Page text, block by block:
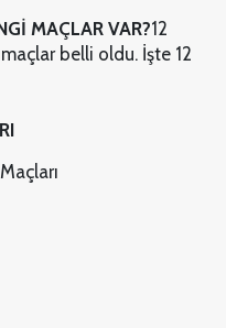
MAÇLAR VAR?12
belli oldu. İşte 12